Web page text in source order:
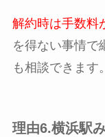
解約時は手数料
を得ない事情で
も相談できます。
理由6.横浜駅